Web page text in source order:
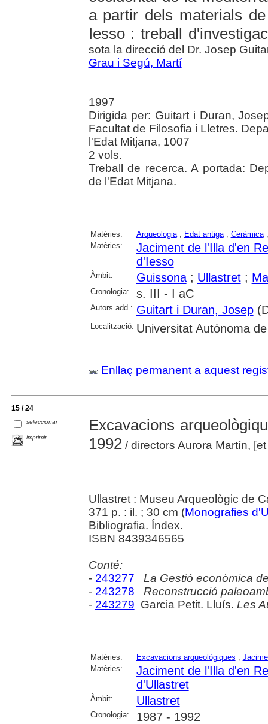
a partir dels materials
Iesso : treball
sota la direcció del Dr. Josep
Grau i Segú, Martí
1997
Dirigida per: Guitart i Duran,
Facultat de Filosofia i Lletres.
l'Edat Mitjana, 1007
2 vols.
Treball de recerca. A portada:
de l'Edat Mitjana.
Matèries: Arqueologia; Edat antiga; Ceràmica
Matèries:
Jaciment de l'Illa d'en
d'Iesso
Àmbit: Guissona; Ullastret;
Cronologia: s. III - I aC
Autors add.: Guitart i Duran, Josep
Localització: Universitat Autònoma
Enllaç permanent a aquest
15 / 24
seleccionar
imprimir
Excavacions
1992/ directors Aurora Martín,
Ullastret : Museu Arqueològic de
371 p. : il. ; 30 cm (Monografies
Bibliografia. Índex.
ISBN 8439346565
Conté:
- 243277
La Gestió econòmica
- 243278
Reconstrucció
- 243279 Garcia Petit. Lluís. Les
Matèries: Excavacions arqueològiques ;
Matèries:
Jaciment de l'Illa d'en
d'Ullastret
Àmbit: Ullastret
Cronologia: 1987 - 1992